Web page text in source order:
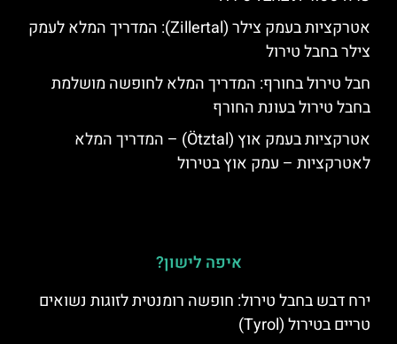
אטרקציות בעמק צילר (Zillertal): המדריך המלא לעמק
צילר בחבל טירול
חבל טירול בחורף: המדריך המלא לחופשה מושלמת
בחבל טירול בעונת החורף
אטרקציות בעמק אוץ (Ötztal) – המדריך המלא
לאטרקציות – עמק אוץ בטירול
איפה לישון?
ירח דבש בחבל טירול: חופשה רומנטית לזוגות נשואים
טריים בטירול (Tyrol)